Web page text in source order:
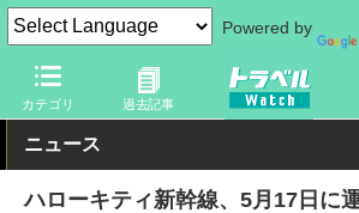
Powered by
カテゴリ 過去記事
トラベル Watch 企業・政府・官庁 鉄道
ニュース
ハローキティ新幹線、5月17日に